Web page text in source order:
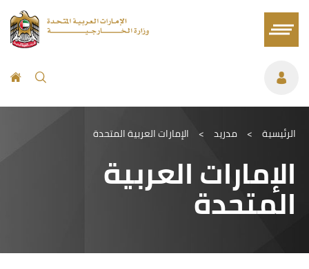
الرئيسية > مدريد > الإمارات العربية المتحدة
الإمارات العربية
المتحدة